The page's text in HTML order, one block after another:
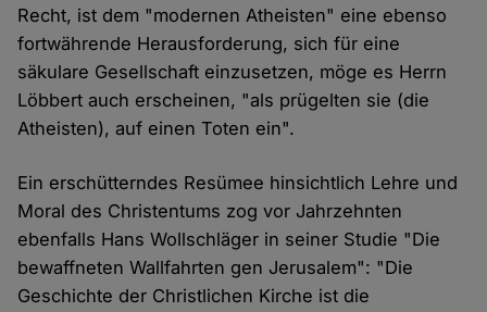
Recht, ist dem "modernen Atheisten" eine ebenso
fortwährende Herausforderung, sich für eine
säkulare Gesellschaft einzusetzen, möge es Herrn
Löbbert auch erscheinen, "als prügelten sie (die
Atheisten), auf einen Toten ein".
Ein erschütterndes Resümee hinsichtlich Lehre und
Moral des Christentums zog vor Jahrzehnten
ebenfalls Hans Wollschläger in seiner Studie "Die
bewaffneten Wallfahrten gen Jerusalem": "Die
Geschichte der Christlichen Kirche ist die